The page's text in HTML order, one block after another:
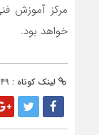
مرکز آموزش
خواهد بود.
لینک کوتاه :